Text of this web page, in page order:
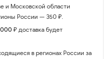
и Московской области
России — 350 ₽.
₽ доставка будет
в регионах России за